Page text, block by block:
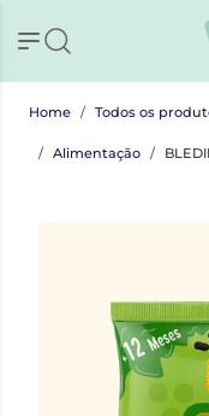
Home Todos os
Alimentação